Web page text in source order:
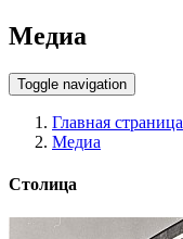
Медиа
Toggle navigation
Главная страница
Медиа
Столица